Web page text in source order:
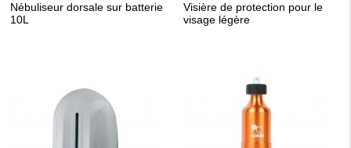
Nébuliseur dorsale sur batterie
10L
Visière de protection pour le
visage légère